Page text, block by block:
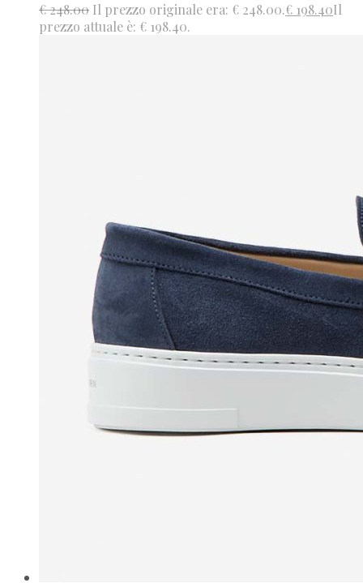
€248.00 Il prezzo originale era: € 248.00.€ 198.40Il
prezzo attuale è: € 198.40.